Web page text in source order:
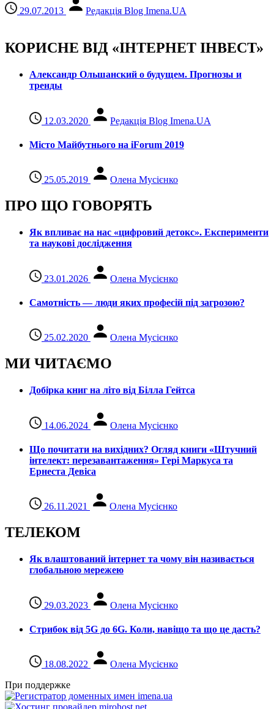
29.07.2013 Редакція Blog Imena.UA
КОРИСНЕ ВІД «ІНТЕРНЕТ ІНВЕСТ»
Александр Ольшанский о будущем. Прогнозы и
тренды
12.03.2020 Редакція Blog Imena.UA
Місто Майбутнього на iForum 2019
25.05.2019 Олена Мусієнко
ПРО ЩО ГОВОРЯТЬ
Як впливає на нас «цифровий детокс». Експерименти
та наукові дослідження
23.01.2026 Олена Мусієнко
Самотність — люди яких професій під загрозою?
25.02.2020 Олена Мусієнко
МИ ЧИТАЄМО
Добірка книг на літо від Білла Гейтса
14.06.2024 Олена Мусієнко
Що почитати на вихідних? Огляд книги «Штучний
інтелект: перезавантаження» Гері Маркуса та
Ернеста Девіса
26.11.2021 Олена Мусієнко
ТЕЛЕКОМ
Як влаштований інтернет та чому він називається
глобальною мережею
29.03.2023 Олена Мусієнко
Стрибок від 5G до 6G. Коли, навіщо та що це даcть?
18.08.2022
Олена Мусієнко
При поддержке